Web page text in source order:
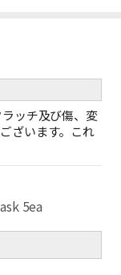
ッチ及び傷、変
ざいます。これ
5ea